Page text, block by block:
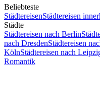
Beliebteste
StädtereisenStädtereisen
Städte
Städtereisen nach Berlin
nach DresdenStädtereisen
KölnStädtereisen nach
Romantik